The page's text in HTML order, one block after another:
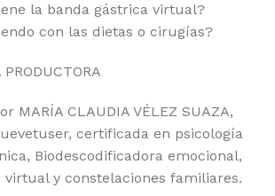
la banda gástrica virtual?
con las dietas o cirugías?
MARÍA CLAUDIA VÉLEZ SUAZA,
certificada en psicología
Biodescodificadora emocional,
virtual y constelaciones familiares.